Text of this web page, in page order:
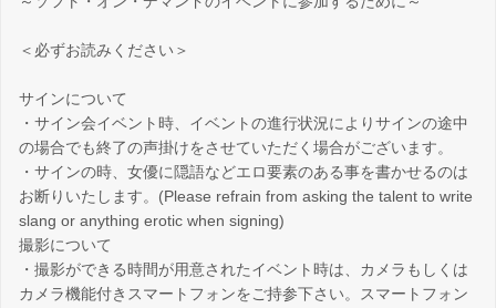
＜必ずお読みください＞
サインについて
・サイン会イベント時、イベントの進行状況によりサインの途中
の場合でも終了の声掛けをさせていただく場合がございます。
・サインの時、女優に隠語などエロ要素のある事を書かせるのは
お断りいたします。(Please refrain from asking the talent to write
slang or anything erotic when signing)
撮影について
・撮影ができる時間が用意されたイベント時は、カメラもしくは
カメラ機能付きスマートフォンをご持参下さい。スマートフォン